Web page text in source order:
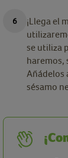
¡Llega el
se utiliza
haremos,
Añádelos
sésamo